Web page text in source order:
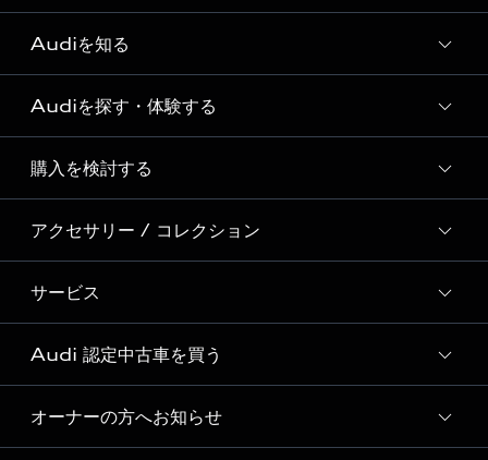
Audiを知る
Audi ブランド
Story of Progress
Audi Sport
Formula 1®
デジタルサービス
Audiを探す・体験する
ディーラー検索
新車在庫検索
試乗車・展示車検索
見積り依頼
試乗予約
購入を検討する
モデル一覧
特別仕様モデル / 限定モデル
e-tronラインアップ
価格シミュレーション
車両比較
アクセサリー / コレクション
純正アクセサリー
オンラインショップ
Audi collection
アウディナビアプリ
サービス
サービス入庫予約
サービスプログラム
メンテナンス
Audi 認定中古車を買う
Audi認定中古車
オーナーの方へお知らせ